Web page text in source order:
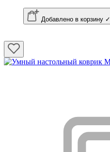
Добавлено в корзину ✓